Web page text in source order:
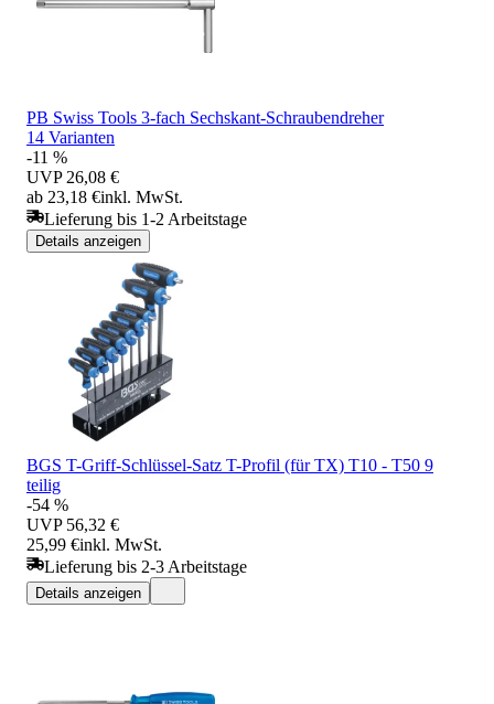
PB Swiss Tools 3-fach Sechskant-Schraubendreher
14 Varianten
-11 %
UVP 26,08 €
ab 23,18 €inkl. MwSt.
Lieferung bis 1-2 Arbeitstage
Details anzeigen
BGS T-Griff-Schlüssel-Satz T-Profil (für TX) T10 - T50 9
teilig
-54 %
UVP 56,32 €
25,99 €inkl. MwSt.
Lieferung bis 2-3 Arbeitstage
Details anzeigen